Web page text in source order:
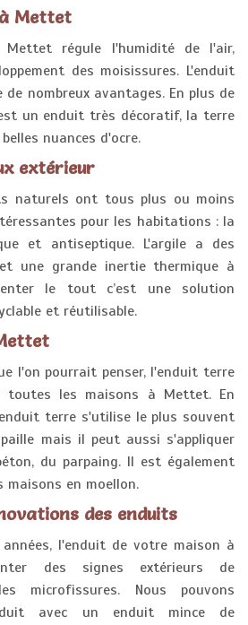
Mettet
régule l'humidité de l'air,
des moisissures. L'enduit
nombreux avantages. En plus de
un enduit très décoratif, la terre
nuances d'ocre.
extérieur
naturels ont tous plus ou moins
pour les habitations : la
et antiseptique. L'argile a des
une grande inertie thermique à
le tout c’est une solution
et réutilisable.
l'on pourrait penser, l'enduit terre
les maisons à Mettet. En
terre s'utilise le plus souvent
mais il peut aussi s'appliquer
du parpaing. Il est également
maisons en moellon.
des enduits
l'enduit de votre maison à
des signes extérieurs de
microfissures. Nous pouvons
avec un enduit mince de